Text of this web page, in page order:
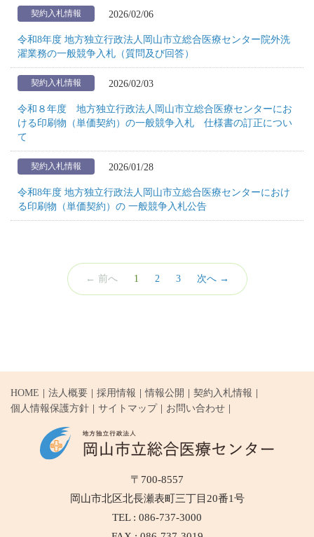
契約入札情報 2026/02/06
令和8年度 地方独立行政法人岡山市立総合医療センター院外洗
濯業務の一般競争入札（質問及び回答）
契約入札情報 2026/02/03
令和８年度 地方独立行政法人岡山市立総合医療センターにお
ける印刷物（単価契約）の一般競争入札 仕様書の訂正につい
て
契約入札情報 2026/01/28
令和8年度 地方独立行政法人岡山市立総合医療センターにおけ
る印刷物（単価契約）の 一般競争入札公告
← 前へ 1 （こ
の
2 3 次へ →
HOME 法人概要 採用情報 情報公開
契約入札情報
個人情報保護方針
サイトマップ お問い合わせ
〒700-8557
岡山市北区北長瀬表町三丁目20番1号
TEL : 086-737-3000